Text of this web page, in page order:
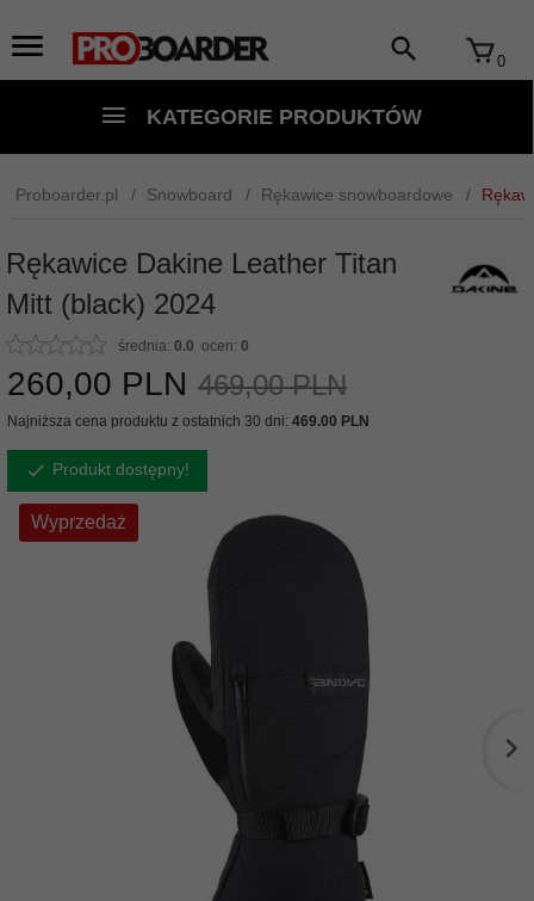
0
KATEGORIE PRODUKTÓW
Proboarder.pl Snowboard Rękawice snowboardowe
Rękawice Dakine Leather Titan
Mitt (black) 2024
średnia: 0.0 ocen: 0
260,00 PLN 469,00 PLN
Najniższa cena produktu z ostatnich 30 dni: 469.00 PLN
Produkt dostępny!
Wyprzedaż